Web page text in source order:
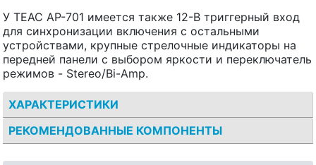
У TEAC AP-701 имеется также 12-В триггерный вход
для синхронизации включения с остальными
устройствами, крупные стрелочные индикаторы на
передней панели с выбором яркости и переключатель
режимов - Stereo/Bi-Amp.
ХАРАКТЕРИСТИКИ
РЕКОМЕНДОВАННЫЕ КОМПОНЕНТЫ